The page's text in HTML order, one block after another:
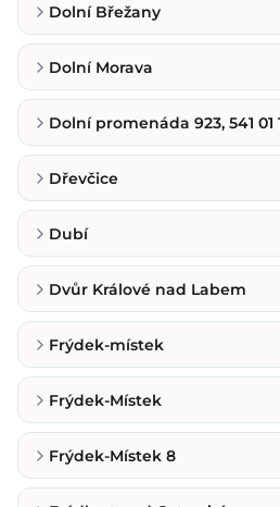
Dolní Břežany
Dolní Morava
Dolní promenáda 923, 541 01
Dřevčice
Dubí
Dvůr Králové nad Labem
Frýdek-místek
Frýdek-Místek
Frýdek-Místek 8